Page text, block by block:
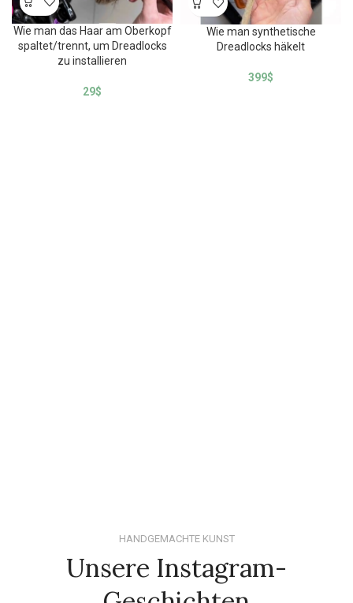
Wie man das Haar am Oberkopf
spaltet/trennt, um Dreadlocks
zu installieren
29$
Wie man synthetische
Dreadlocks häkelt
399$
HANDGEMACHTE KUNST
Unsere Instagram-